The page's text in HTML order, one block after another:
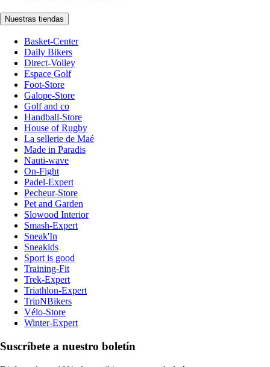
Nuestras tiendas
Basket-Center
Daily Bikers
Direct-Volley
Espace Golf
Foot-Store
Galope-Store
Golf and co
Handball-Store
House of Rugby
La sellerie de Maé
Made in Paradis
Nauti-wave
On-Fight
Padel-Expert
Pecheur-Store
Pet and Garden
Slowood Interior
Smash-Expert
Sneak'In
Sneakids
Sport is good
Training-Fit
Trek-Expert
Triathlon-Expert
TripNBikers
Vélo-Store
Winter-Expert
Suscríbete a nuestro boletín